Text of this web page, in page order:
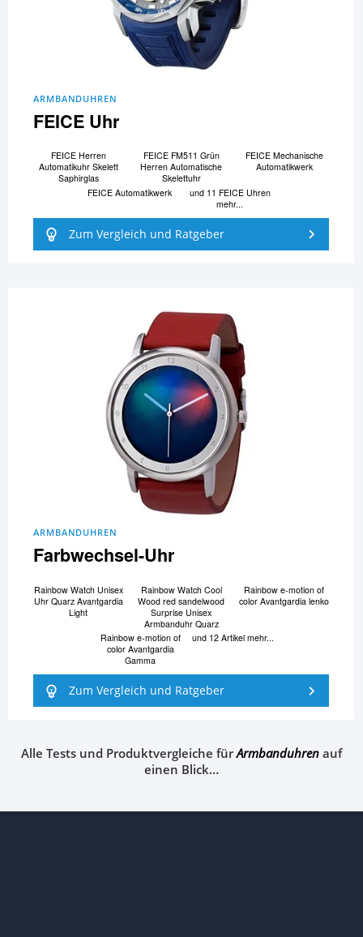
ARMBANDUHREN
FEICE Uhr
FEICE Herren
Automatikuhr Skelett
Saphirglas
FEICE FM511 Grün
Herren Automatische
Skelettuhr
FEICE Mechanische
Automatikwerk
FEICE Automatikwerk
und 11 FEICE Uhren
mehr...
Zum Vergleich und Ratgeber
ARMBANDUHREN
Farbwechsel-Uhr
Rainbow Watch Unisex
Uhr Quarz Avantgardia
Light
Rainbow Watch Cool
Wood red sandelwood
Surprise Unisex
Armbanduhr Quarz
Rainbow e-motion of
color Avantgardia lenko
Rainbow e-motion of
color Avantgardia
Gamma
und 12 Artikel mehr...
Zum Vergleich und Ratgeber
Alle Tests und Produktvergleiche fürArmbanduhrenauf
einen Blick…